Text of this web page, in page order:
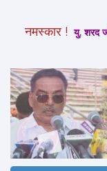
नमस्कार ! यु. शरद